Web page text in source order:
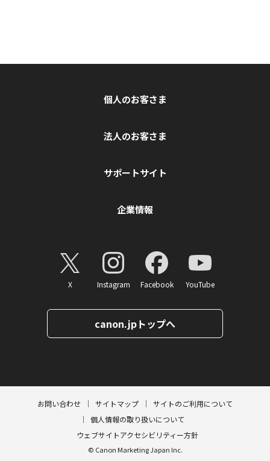
個人のお客さま
法人のお客さま
サポートサイト
企業情報
X Instagram Facebook YouTube
canon.jpトップへ
お問い合わせ サイトマップ
サイトのご利用について
個人情報の取り扱いについて
ウェブサイトアクセシビリティー方針
© Canon Marketing Japan Inc.